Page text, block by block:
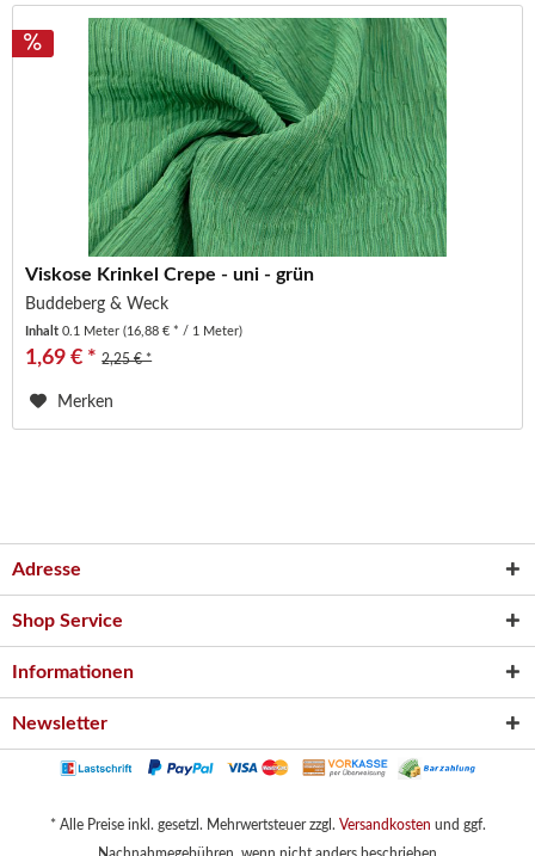
Viskose Krinkel Crepe - uni - grün
Buddeberg & Weck
Inhalt0.1 Meter(16,88 € * / 1 Meter)
1,69 € * 2,25 € *
Merken
Adresse
Shop Service
Informationen
Newsletter
* Alle Preise inkl. gesetzl. Mehrwertsteuer zzgl. Versandkosten und ggf.